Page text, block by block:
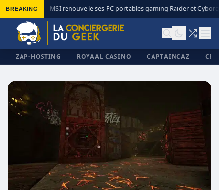
BREAKING MSI renouvelle ses PC portables gaming Raider et
ZAP-HOSTING ROYAAL CASINO CAPTAINCAZ